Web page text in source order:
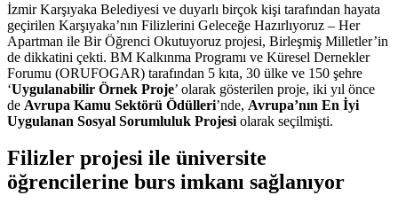
İzmir Karşıyaka Belediyesi ve duyarlı birçok kişi tarafından hayata
geçirilen Karşıyaka’nın Filizlerini Geleceğe Hazırlıyoruz – Her
Apartman ile Bir Öğrenci Okutuyoruz projesi, Birleşmiş Milletler’in
de dikkatini çekti. BM Kalkınma Programı ve Küresel Dernekler
Forumu (ORUFOGAR) tarafından 5 kıta, 30 ülke ve 150 şehre
‘Uygulanabilir Örnek Proje’ olarak gösterilen proje, iki yıl önce
de Avrupa Kamu Sektörü Ödülleri’nde, Avrupa’nın En İyi
Uygulanan Sosyal Sorumluluk Projesi olarak seçilmişti.
Filizler projesi ile üniversite
öğrencilerine burs imkanı sağlanıyor